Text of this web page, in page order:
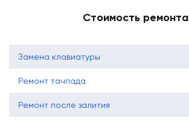
Стоимость ремонта
Замена клавиатуры
Ремонт тачпада
Ремонт после залития